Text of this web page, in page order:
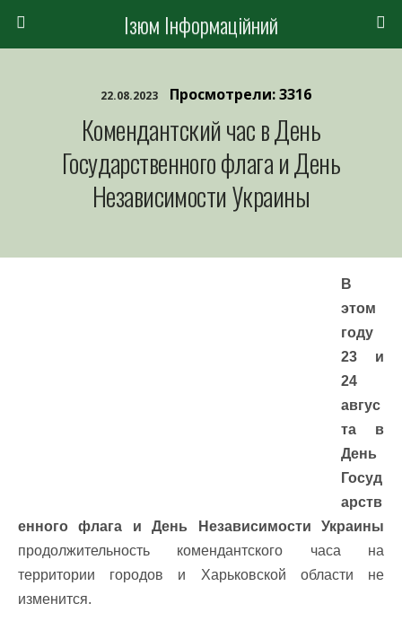
Ізюм Інформаційний
22.08.2023 Просмотрели: 3316
Комендантский час в День
Государственного флага и День
Независимости Украины
В
этом
году
23 и
24
авгус
та в
День
Госуд
арств
енного флага и День Независимости Украины
продолжительность комендантского часа на
территории городов и Харьковской области не
изменится.